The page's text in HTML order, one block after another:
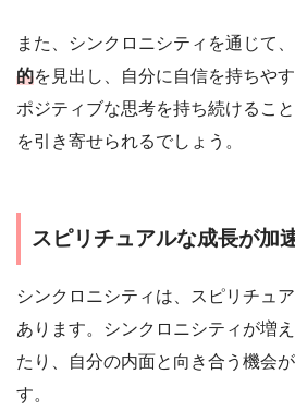
また、シンクロニシティを通じて、
的を見出し、自分に自信を持ちや
ポジティブな思考を持ち続けるこ
を引き寄せられるでしょう。
スピリチュアルな成長が加
シンクロニシティは、スピリチュ
あります。シンクロニシティが増
たり、自分の内面と向き合う機会
す。